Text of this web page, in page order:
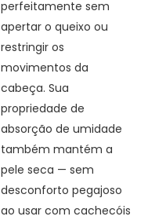
perfeitamente sem
apertar o queixo ou
restringir os
movimentos da
cabeça. Sua
propriedade de
absorção de umidade
também mantém a
pele seca — sem
desconforto pegajoso
ao usar com cachecóis